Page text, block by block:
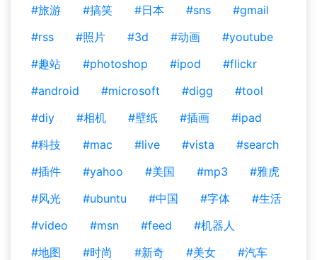
#旅游
#搞笑 #日本 #sns
#gmail
#rss
#照片 #3d #动画
#youtube
#趣站
#photoshop #ipod
#flickr
#android
#microsoft #digg
#tool
#diy
#相机 #壁纸 #插画
#ipad
#科技
#mac #live #vista
#search
#插件
#yahoo #美国 #mp3
#雅虎
#风光
#ubuntu #中国 #字体
#生活
#video
#msn #feed
#机器人
#地图
#时尚 #新奇 #美女
#汽车